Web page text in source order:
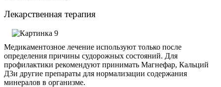
Лекарственная терапия
Медикаментозное лечение используют только после
определения причины судорожных состояний. Для
профилактики рекомендуют принимать Магнефар, Кальций
Д3и другие препараты для нормализации содержания
минералов в организме.